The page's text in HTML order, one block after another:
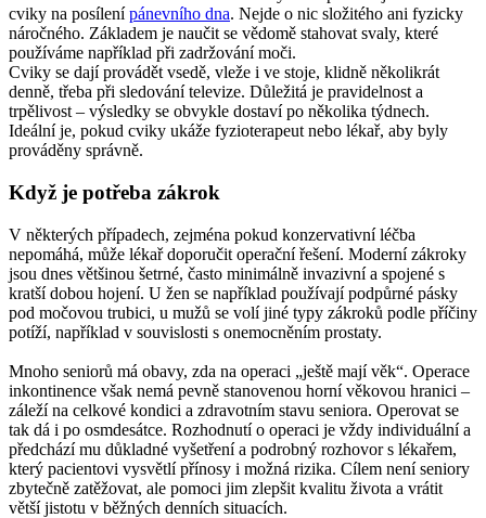
cviky na posílenípánevního dna. Nejde o nic složitého ani fyzicky
náročného. Základem je naučit se vědomě stahovat svaly, které
používáme například při zadržování moči.
Cviky se dají provádět vsedě, vleže i ve stoje, klidně několikrát
denně, třeba při sledování televize. Důležitá je pravidelnost a
trpělivost – výsledky se obvykle dostaví po několika týdnech.
Ideální je, pokud cviky ukáže fyzioterapeut nebo lékař, aby byly
prováděny správně.
Když je potřeba zákrok
V některých případech, zejména pokud konzervativní léčba
nepomáhá, může lékař doporučit operační řešení. Moderní zákroky
jsou dnes většinou šetrné, často minimálně invazivní a spojené s
kratší dobou hojení. U žen se například používají podpůrné pásky
pod močovou trubici, u mužů se volí jiné typy zákroků podle příčiny
potíží, například v souvislosti s onemocněním prostaty.
Mnoho seniorů má obavy, zda na operaci „ještě mají věk“. Operace
inkontinence však nemá pevně stanovenou horní věkovou hranici –
záleží na celkové kondici a zdravotním stavu seniora. Operovat se
tak dá i po osmdesátce. Rozhodnutí o operaci je vždy individuální a
předchází mu důkladné vyšetření a podrobný rozhovor s lékařem,
který pacientovi vysvětlí přínosy i možná rizika. Cílem není seniory
zbytečně zatěžovat, ale pomoci jim zlepšit kvalitu života a vrátit
větší jistotu v běžných denních situacích.